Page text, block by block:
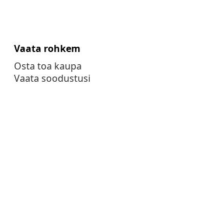
Vaata rohkem
Osta toa kaupa
Vaata soodustusi